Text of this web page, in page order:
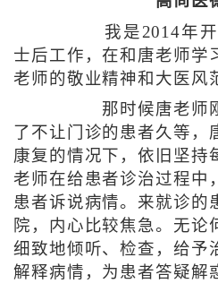
我是2014年开
士后工作，在和唐老师学
老师的敬业精神和大医风
那时候唐老师刚
了不让门诊的患者久等
康复的情况下，依旧坚持
老师在给患者诊治过程中
患者诉说病情。来就诊的
院，内心比较焦急。无论
细致地倾听、检查，给予
解释病情，为患者答疑解